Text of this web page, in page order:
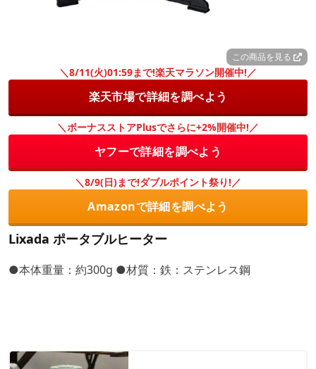
この商品を見る
＼8/11(火)01:59まで!楽天マラソン開催中!／
楽天市場で詳細を調べよう
＼ボーナスストアPlusでさらに+2%開催中!／
ヤフーで詳細を調べよう
＼8/9(日)まで!ダブルポイント祭り!／
Amazonで詳細を調べよう
Lixada ポータブルヒーター
●本体重量：約300g ●材質：鉄：ステンレス鋼